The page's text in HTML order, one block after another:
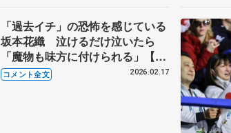
「過去イチ」の恐怖を感じている
坂本花織 泣けるだけ泣いたら
「魔物も味方に付けられる」【16
日公式練習後】
コメント全文 2026.02.17